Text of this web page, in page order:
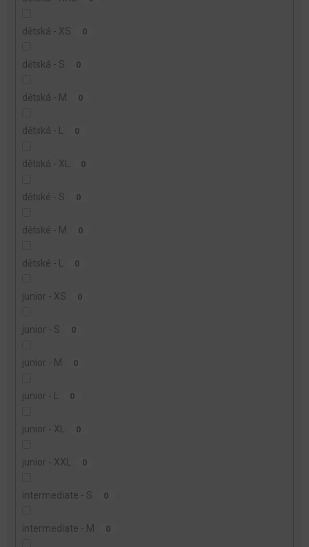
dětská - XS 0
dětská - S 0
dětská - M 0
dětská - L 0
dětská - XL 0
dětské - S 0
dětské - M 0
dětské - L 0
junior - XS 0
junior - S 0
junior - M 0
junior - L 0
junior - XL 0
junior - XXL 0
intermediate - S 0
intermediate - M 0